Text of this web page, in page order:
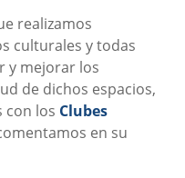
realizamos
culturales y todas
y mejorar los
de dichos espacios,
con los Clubes
en su